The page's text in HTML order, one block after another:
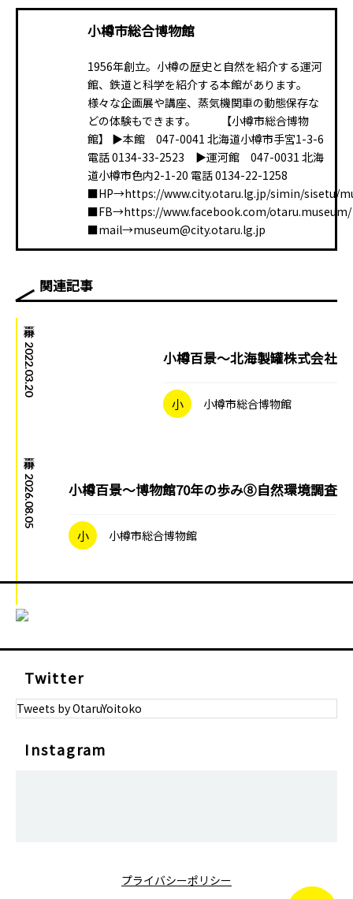
小樽市総合博物館
1956年創立。小樽の歴史と自然を紹介する運河
館、鉄道と科学を紹介する本館があります。
様々な企画展や講座、蒸気機関車の動態保存な
どの体験もできます。 【小樽市総合博物
館】 ▶本館 047-0041 北海道小樽市手宮1-3-6
電話 0134-33-2523 ▶運河館 047-0031 北海
道小樽市色内2-1-20 電話 0134-22-1258
■HP→https://www.city.otaru.lg.jp/simin/sisetu/
■FB→https://www.facebook.com/otaru.museum/
■mail→museum@city.otaru.lg.jp
関連記事
|
2022.03.20 小樽百景～北海製罐株式会社
小 小樽市総合博物館
|
2026.08.05 小樽百景～博物館70年の歩み⑧自然環境調査
小 小樽市総合博物館
Twitter
Tweets by OtaruYoitoko
Instagram
プライバシーポリシー